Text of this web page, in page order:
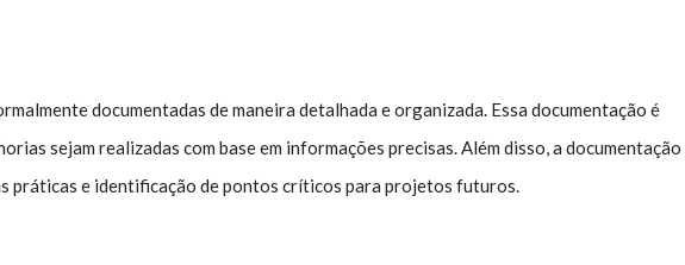
documentadas de maneira detalhada e organizada. Essa documentação é
sejam realizadas com base em informações precisas. Além disso, a documentação
práticas e identificação de pontos críticos para projetos futuros.